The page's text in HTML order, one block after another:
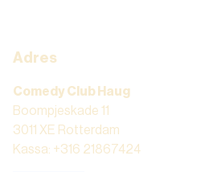
Adres
Comedy Club Haug
Boompjeskade 11
3011 XE Rotterdam
Kassa: +316 21867424